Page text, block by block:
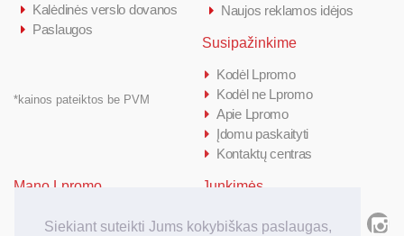
Siekiant suteikti Jums kokybiškas paslaugas,
Kalėdinės verslo dovanos
Paslaugos
*kainos pateiktos be PVM
Naujos reklamos idėjos
Susipažinkime
Kodėl Lpromo
Kodėl ne Lpromo
Apie Lpromo
Įdomu paskaityti
Kontaktų centras
Mano Lpromo
Prisijungti/ Registruotis
Junkimės